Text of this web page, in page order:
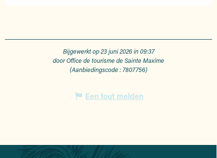
Bijgewerkt op 23 juni 2026 in 09:37
door Office de tourisme de Sainte Maxime
(Aanbiedingscode : 7807756)
Een fout melden